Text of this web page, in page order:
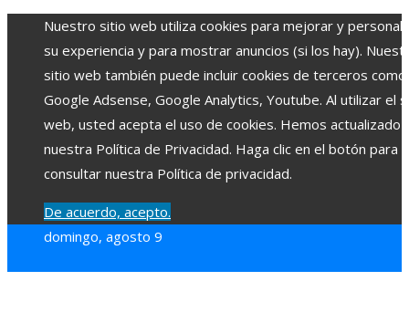
Nuestro sitio web utiliza cookies para mejorar y
su experiencia y para mostrar anuncios (si los hay).
sitio web también puede incluir cookies de terceros como
Google Adsense, Google Analytics, Youtube. Al utilizar el
web, usted acepta el uso de cookies. Hemos actualizado
nuestra Política de Privacidad. Haga clic en el botón para
consultar nuestra Política de privacidad.
De acuerdo, acepto.
domingo, agosto 9